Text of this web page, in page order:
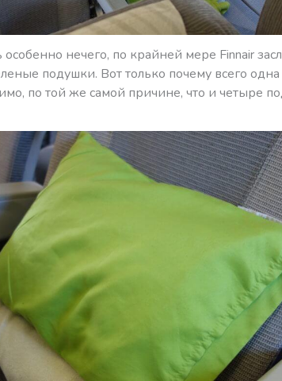
особенно нечего, по крайней мере Finnair
подушки. Вот только почему всего
по той же самой причине, что и четыре